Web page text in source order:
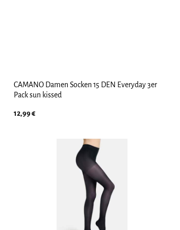
CAMANO Damen Socken 15 DEN Everyday 3er
Pack sun kissed
12,99€